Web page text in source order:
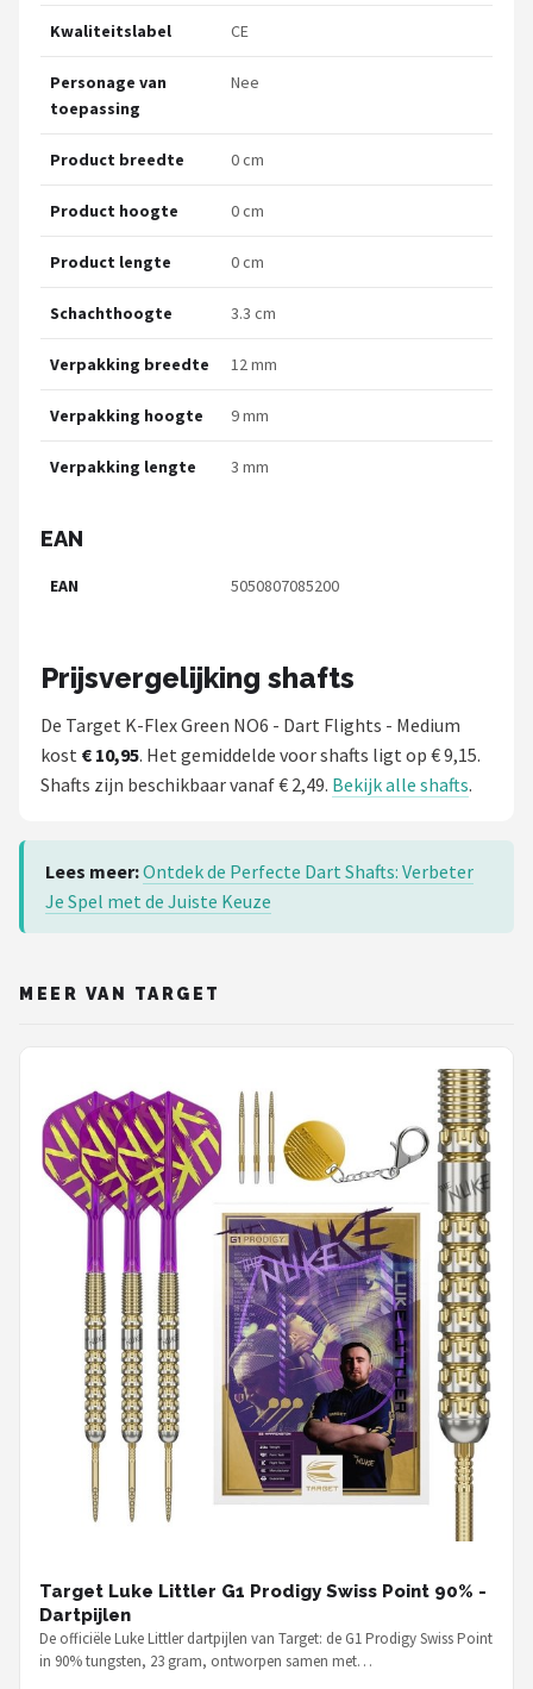
Kwaliteitslabel CE
Personage van
toepassing
Nee
Product breedte 0 cm
Product hoogte 0 cm
Product lengte 0 cm
Schachthoogte 3.3 cm
Verpakking breedte 12 mm
Verpakking hoogte 9 mm
Verpakking lengte 3 mm
EAN
EAN 5050807085200
Prijsvergelijking shafts
De Target K-Flex Green NO6 - Dart Flights - Medium
kost € 10,95. Het gemiddelde voor shafts ligt op € 9,15.
Shafts zijn beschikbaar vanaf € 2,49. Bekijk alle shafts.
Lees meer:Ontdek de Perfecte Dart Shafts: Verbeter
Je Spel met de Juiste Keuze
MEER VAN TARGET
Target Luke Littler G1 Prodigy Swiss Point 90% -
Dartpijlen
De officiële Luke Littler dartpijlen van Target: de G1 Prodigy Swiss Point
in 90% tungsten, 23 gram, ontworpen samen met…